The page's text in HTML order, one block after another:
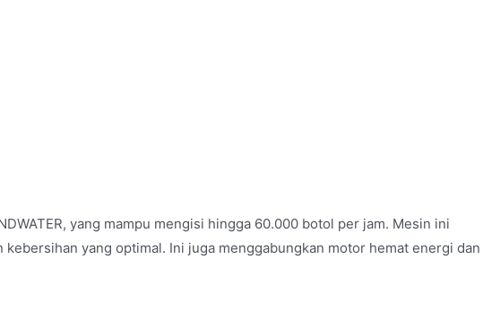
yang mampu mengisi hingga 60.000 botol per jam. Mesin ini
yang optimal. Ini juga menggabungkan motor hemat energi dan